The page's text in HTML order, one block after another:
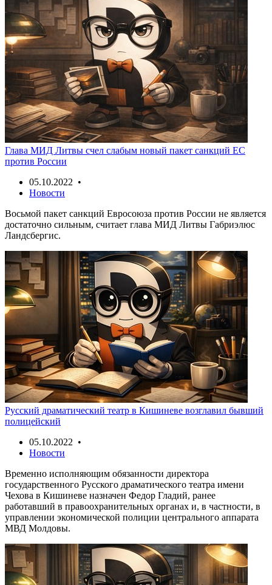
Глава МИД Литвы счел слабым новый пакет санкций ЕС
против России
05.10.2022 •
Новости
Восьмой пакет санкций Евросоюза против России не является
достаточно сильным, считает глава МИД Литвы Габриэлюс
Ландсбергис.
Русский драматический театр в Кишиневе возглавил бывший
полицейский
05.10.2022 •
Новости
Временно исполняющим обязанности директора
государственного Русского драматического театра имени
Чехова в Кишиневе назначен Федор Гладий, ранее
работавший в правоохранительных органах и, в частности, в
управлении экономической полиции центрального аппарата
МВД Молдовы.